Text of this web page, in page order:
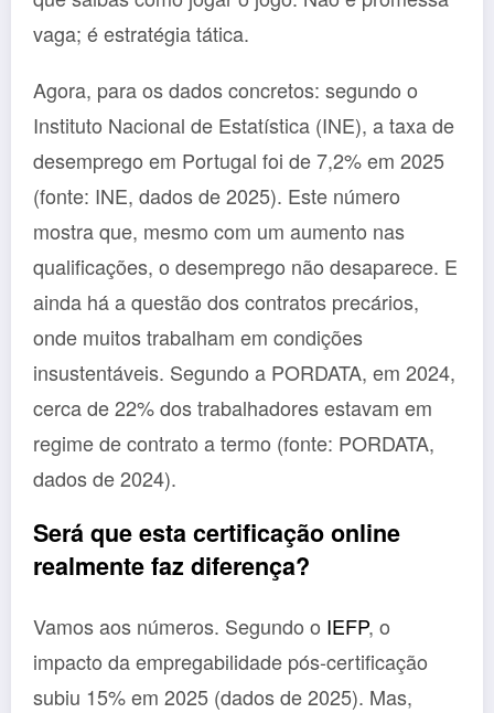
vaga; é estratégia tática.
Agora, para os dados concretos: segundo o
Instituto Nacional de Estatística (INE), a taxa de
desemprego em Portugal foi de 7,2% em 2025
(fonte: INE, dados de 2025). Este número
mostra que, mesmo com um aumento nas
qualificações, o desemprego não desaparece. E
ainda há a questão dos contratos precários,
onde muitos trabalham em condições
insustentáveis. Segundo a PORDATA, em 2024,
cerca de 22% dos trabalhadores estavam em
regime de contrato a termo (fonte: PORDATA,
dados de 2024).
Será que esta certificação online
realmente faz diferença?
Vamos aos números. Segundo o IEFP, o
impacto da empregabilidade pós-certificação
subiu 15% em 2025 (dados de 2025). Mas,